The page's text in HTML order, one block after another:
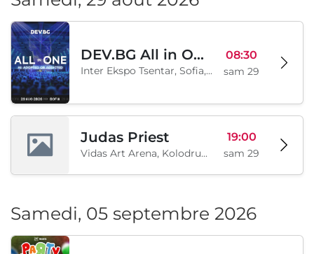
DEV.BG All in One 2026
Inter Ekspo Tsentar, Sofia, BG
08:30
sam 29
Judas Priest
Vidas Art Arena, Kolodrum, Borisova gradina, Sofia, BG
19:00
sam 29
Samedi, 05 septembre 2026